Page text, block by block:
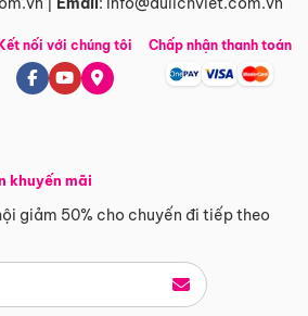
khuyến mãi
giảm 50% cho chuyến đi tiếp theo
Kết nối với chúng tôi Chấp nhận thanh toán